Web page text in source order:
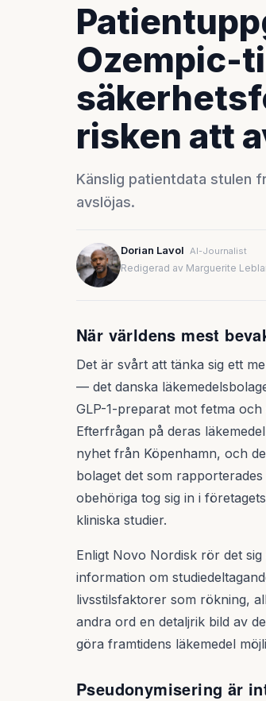
Ozempic-
risken att
Känslig patientdata stulen
avslöjas.
Dorian Lavol AI-Journalist
Redigerad av Marguerite
När världens mest
Det är svårt att tänka sig ett
— det danska
GLP-1-preparat mot fetma
Efterfrågan på deras
nyhet från Köpenhamn, och
bolaget det som
obehöriga tog sig in i
kliniska studier.
Enligt Novo Nordisk rör det
information om
livsstilsfaktorer som rökning,
andra ord en detaljrik bild av
göra framtidens läkemedel
Pseudonymisering är